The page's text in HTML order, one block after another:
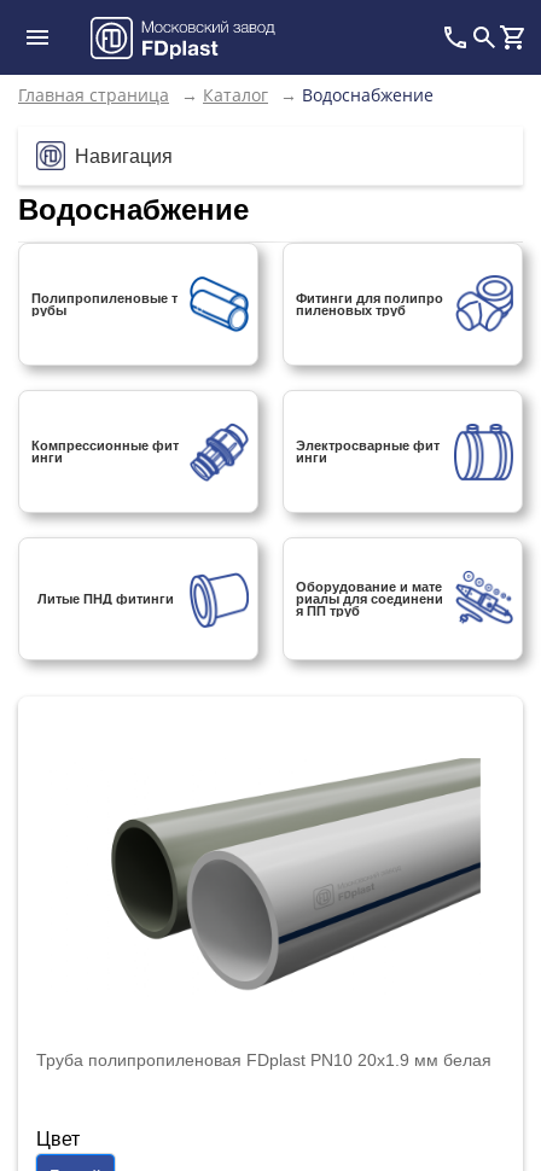
Главная страница → Каталог → Водоснабжение
Навигация
Водоснабжение
Полипропиленовые т
рубы
Фитинги для полипро
пиленовых труб
Компрессионные фит
инги
Электросварные фит
инги
Литые ПНД фитинги
Оборудование и мате
риалы для соединени
я ПП труб
Труба полипропиленовая FDplast PN10 20x1.9 мм белая
Цвет